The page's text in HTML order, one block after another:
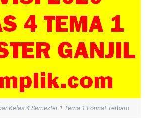
Kelas 4 Semester 1 Tema 1 Format Terbaru